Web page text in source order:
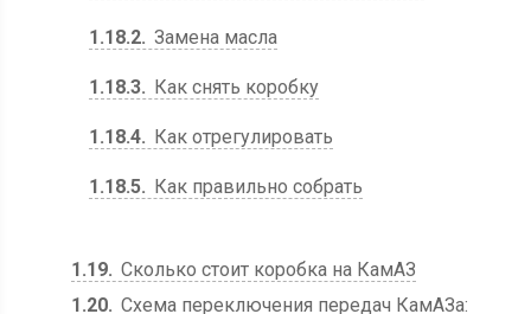
1.18.2 Замена масла
1.18.3 Как снять коробку
1.18.4 Как отрегулировать
1.18.5 Как правильно собрать
1.19 Сколько стоит коробка на КамАЗ
1.20 Схема переключения передач КамАЗа: